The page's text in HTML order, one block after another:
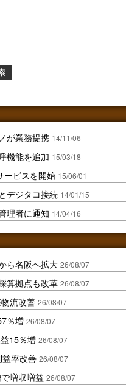
が業務提携 14/11/06
機能を追加 15/03/18
ービスを開始 15/06/01
デジタコ接続 14/01/15
理者に通知 14/04/16
ら名阪へ拡大 26/08/07
算拠点も改革 26/08/07
流改善 26/08/07
％増 26/08/07
15％増 26/08/07
率改善 26/08/07
増収増益 26/08/07